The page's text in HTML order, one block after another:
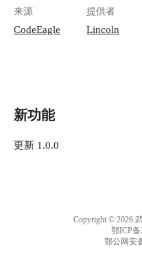
来源
CodeEagle
提供者
Lincoln
新功能
更新 1.0.0
Copyright © 2026
鄂ICP备
鄂公网安